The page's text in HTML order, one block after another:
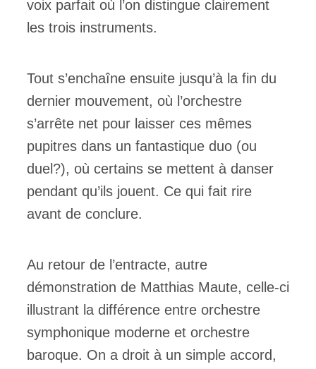
voix parfait où l’on distingue clairement
les trois instruments.
Tout s’enchaîne ensuite jusqu’à la fin du
dernier mouvement, où l’orchestre
s’arrête net pour laisser ces mêmes
pupitres dans un fantastique duo (ou
duel?), où certains se mettent à danser
pendant qu’ils jouent. Ce qui fait rire
avant de conclure.
Au retour de l’entracte, autre
démonstration de Matthias Maute, celle-ci
illustrant la différence entre orchestre
symphonique moderne et orchestre
baroque. On a droit à un simple accord,